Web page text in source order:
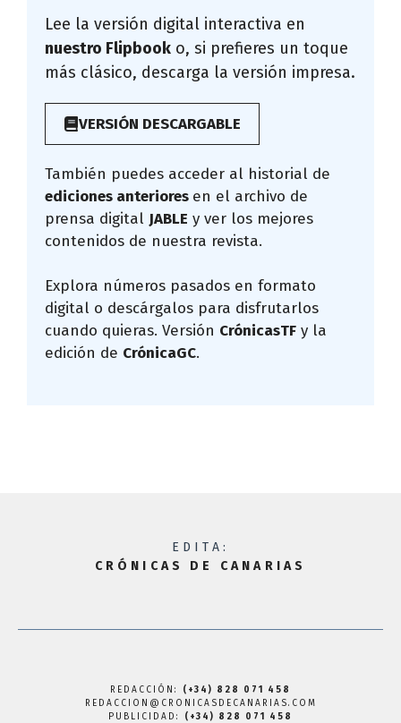
Lee la versión digital interactiva en
nuestro Flipbook o, si prefieres un toque
más clásico, descarga la versión impresa.
VERSIÓN DESCARGABLE
También puedes acceder al historial de
ediciones anteriores en el archivo de
prensa digital JABLE y ver los mejores
contenidos de nuestra revista.
Explora números pasados en formato
digital o descárgalos para disfrutarlos
cuando quieras. Versión CrónicasTF y la
edición de CrónicaGC.
EDITA:
CRÓNICAS DE CANARIAS
REDACCIÓN: (+34) 828 071 458
REDACCION@CRONICASDECANARIAS.COM
PUBLICIDAD: (+34) 828 071 458